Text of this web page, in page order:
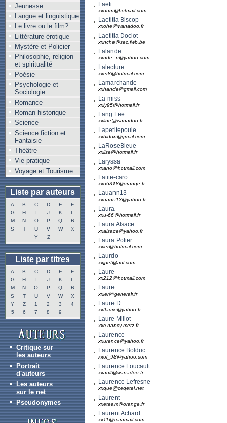
Jeunesse
Langue et linguistique
Le livre ou le film?
Littérature érotique
Mystère et Policier
Philosophie, religion
et spiritualité
Poésie
Psychologie et
Sociologie
Romance
Roman historique
Science
Science fiction et
Fantaisie
Théâtre
Vie pratique
Voyage et Tourisme
Liste par auteurs
A B C D E
F
G
H I J K
L
M
N O P Q
R
S
T U V W
X
Y
Z
Liste par titres
A B C D E
F
G
H I J K
L
M
N O P Q
R
S
T U V W
X
Y
Z 1 2 3
4
5
6 7 8 9
Critique sur
les auteurs
Portrait
d'auteurs
Les auteurs
sur le net
Pseudonymes
Laeti
xxoum@hotmail.com
Laetitia Biscop
xxohe@wanadoo.fr
Laetitia Doclot
xxnche@sec.fwb.be
Lalande
xxnde_p@yahoo.com
Lalecture
xxer8@hotmail.com
Lamarchande
xxhande@gmail.com
La-miss
xxly95@hotmail.fr
Lang Lee
xxline@wanadoo.fr
Lapetitepoule
xxbidon@gmail.com
LaRoseBleue
xxlise@hotmail.fr
Laryssa
xxano@hotmail.com
Latite-caro
xxo6318@orange.fr
Lauann13
xxuann13@yahoo.fr
Laura
xxu-66@hotmail.fr
Laura Alsace
xxalsace@yahoo.fr
Laura Potier
xxier@hotmail.com
Laurdo
xxjpef@aol.com
Laure
xx212@hotmail.com
Laure
xxier@generali.fr
Laure D
xxtlaure@yahoo.fr
Laure Millot
xxc-nancy-metz.fr
Laurence
xxurence@yahoo.fr
Laurence Bolduc
xxol_98@yahoo.com
Laurence Foucault
xxault@wanadoo.fr
Laurence Lefresne
xxque@cegetel.net
Laurent
xxeteam@orange.fr
Laurent Achard
xx11@caramail.com